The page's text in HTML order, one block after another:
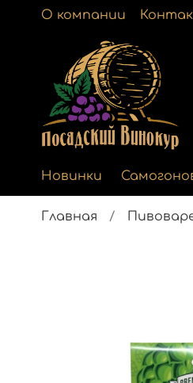
О компании
Новинки
Главная